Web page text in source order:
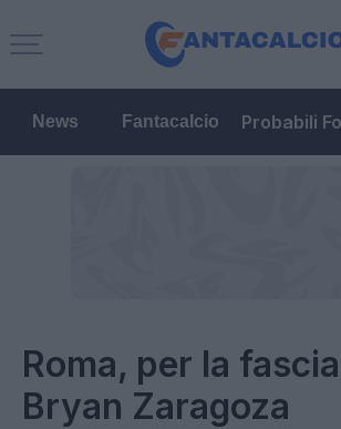
News Fantacalcio Probabili
Roma, per la
Bryan Zaragoza